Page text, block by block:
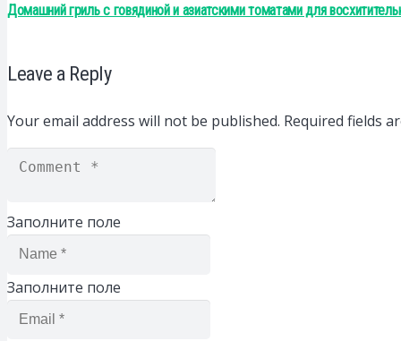
Домашний гриль с говядиной и азиатскими томатами для
Leave a Reply
Your email address will not be published. Required fields
Заполните поле
Заполните поле